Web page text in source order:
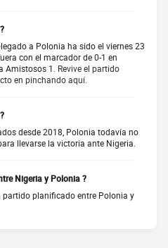
a Polonia ha sido el viernes 23
con el marcador de 0-1 en
Amistosos 1. Revive el partido
en pinchando aquí.
desde 2018, Polonia todavía no
llevarse la victoria ante Nigeria.
Nigeria y Polonia ?
planificado entre Polonia y